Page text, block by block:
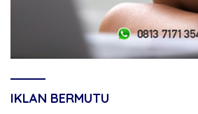
IKLAN BERMUTU